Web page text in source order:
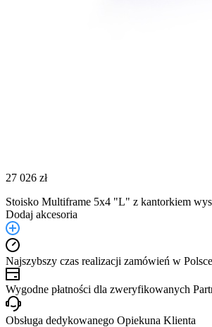
27 026 zł
Stoisko Multiframe 5x4 "L" z kantorkiem
Dodaj akcesoria
Najszybszy czas realizacji zamówień w Polsce
Wygodne płatności dla zweryfikowanych
Obsługa dedykowanego Opiekuna Klienta